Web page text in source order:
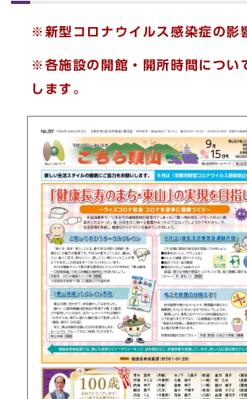
※新型コロナウイルス感染症の影
※各施設の開館・開所時間につい
します。